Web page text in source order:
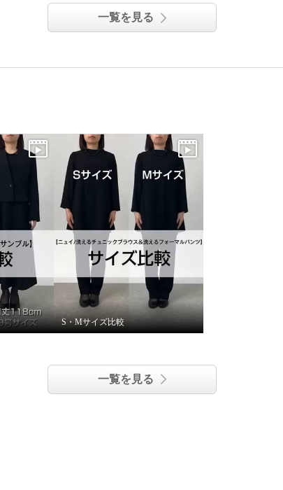
一覧を見る
S・Mサイズ比較
一覧を見る